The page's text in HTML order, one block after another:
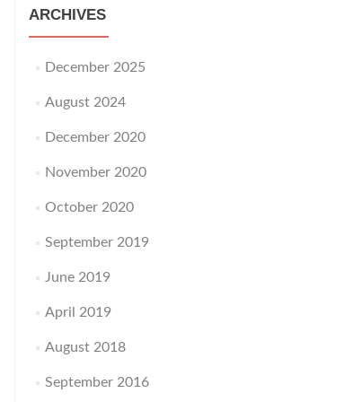
ARCHIVES
December 2025
August 2024
December 2020
November 2020
October 2020
September 2019
June 2019
April 2019
August 2018
September 2016